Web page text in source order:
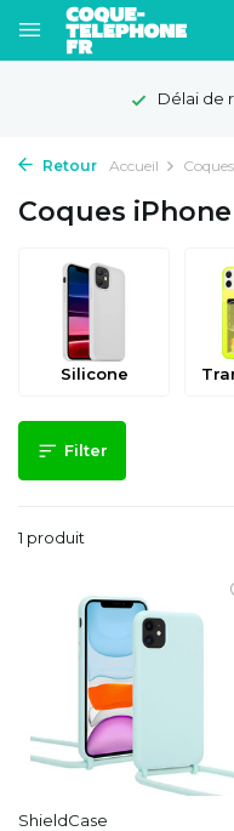
Délai de
Retour Accueil
Coques
Silicone
Filter
1 produit
ShieldCase